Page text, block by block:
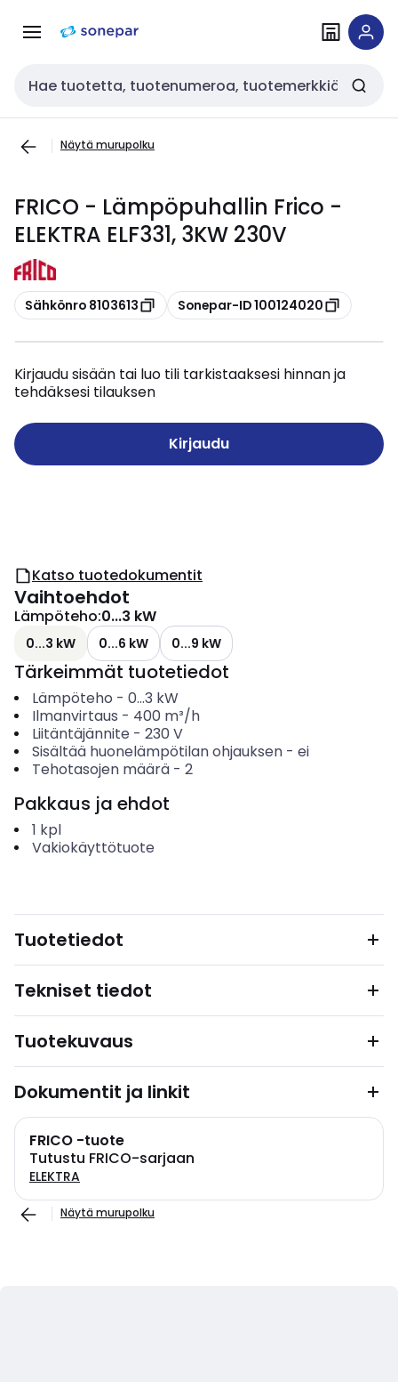
navigointiinsisältöön
Haku
Näytä murupolku
FRICO - Lämpöpuhallin Frico -
ELEKTRA ELF331, 3KW 230V
Kopioi
Sähkönro 8103613 Kopioi
Sonepar-ID 100124020
Kirjaudu sisään tai luo tili tarkistaaksesi hinnan ja
tehdäksesi tilauksen
Kirjaudu
Katso tuotedokumentit
Vaihtoehdot
Lämpöteho:0...3 kW
0...3 kW 0...6 kW 0...9 kW
Tärkeimmät tuotetiedot
Lämpöteho - 0...3 kW
Ilmanvirtaus - 400 m³/h
Liitäntäjännite - 230 V
Sisältää huonelämpötilan ohjauksen- ei
Tehotasojen määrä- 2
Pakkaus ja ehdot
1 kpl
Vakiokäyttötuote
Tuotetiedot
Tekniset tiedot
Tuotekuvaus
Dokumentit ja linkit
FRICO -tuote
Tutustu FRICO-sarjaan
ELEKTRA
Näytä murupolku